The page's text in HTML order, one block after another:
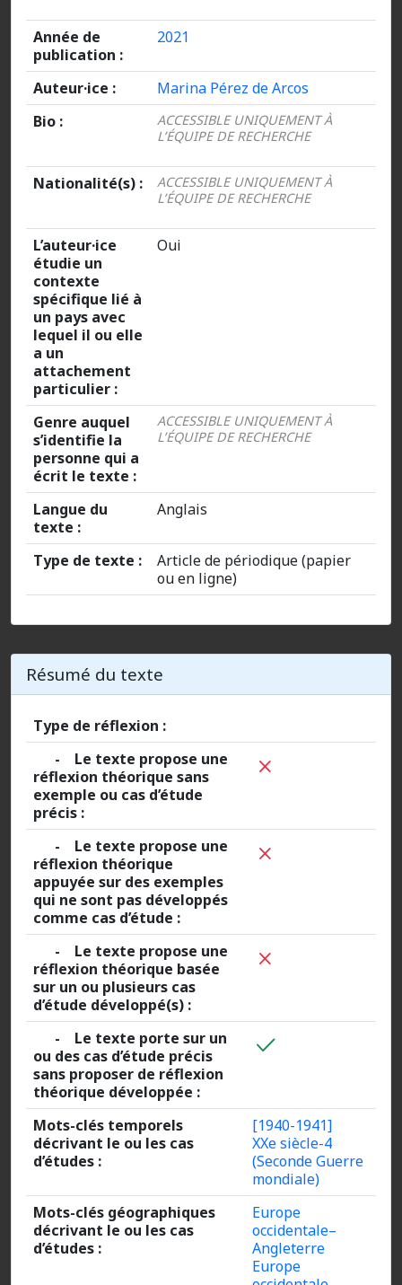
Année de
publication :
2021
Auteur·ice :
Marina Pérez de Arcos
Bio :
ACCESSIBLE UNIQUEMENT À
L’ÉQUIPE DE RECHERCHE
Nationalité(s) :
ACCESSIBLE UNIQUEMENT À
L’ÉQUIPE DE RECHERCHE
L’auteur·ice
étudie un
contexte
spécifique lié à
un pays avec
lequel il ou elle
a un
attachement
particulier :
Oui
Genre auquel
s’identifie la
personne qui a
écrit le texte :
ACCESSIBLE UNIQUEMENT À
L’ÉQUIPE DE RECHERCHE
Langue du
texte :
Anglais
Type de texte :
Article de périodique (papier
ou en ligne)
Résumé du texte
Type de réflexion :
- Le texte propose une
réflexion théorique sans
exemple ou cas d’étude
précis :
- Le texte propose une
réflexion théorique
appuyée sur des exemples
qui ne sont pas développés
comme cas d’étude :
- Le texte propose une
réflexion théorique basée
sur un ou plusieurs cas
d’étude développé(s) :
- Le texte porte sur un
ou des cas d’étude précis
sans proposer de réflexion
théorique développée :
Mots-clés temporels
décrivant le ou les cas
d’études :
[1940-1941]
XXe siècle-4
(Seconde Guerre
mondiale)
Mots-clés géographiques
décrivant le ou les cas
d’études :
Europe
occidentale–
Angleterre
Europe